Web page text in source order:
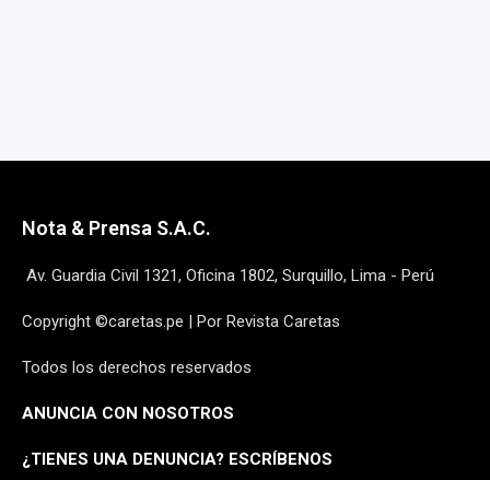
Nota & Prensa S.A.C.
Av. Guardia Civil 1321, Oficina 1802, Surquillo, Lima - Perú
Copyright ©caretas.pe | Por Revista Caretas
Todos los derechos reservados
ANUNCIA CON NOSOTROS
¿TIENES UNA DENUNCIA? ESCRÍBENOS